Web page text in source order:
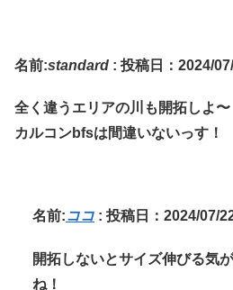
名前:standard : 投稿日：2024/
全く違うエリアの川も開拓しよ
カルコンbfsは間違いないっす！
名前:ココ : 投稿日：2024/07/
開拓しないとサイズ伸びる気
ね！